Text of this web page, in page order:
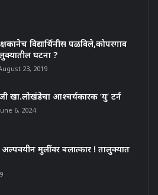
विद्यार्थिनीस पळविले,कोपरगाव
घटना ?
23, 2019
खा.लोखंडेचा आश्चर्यकारक ‘यु’ टर्न
6, 2024
मुलींवर बलात्कार ! तालुक्यात